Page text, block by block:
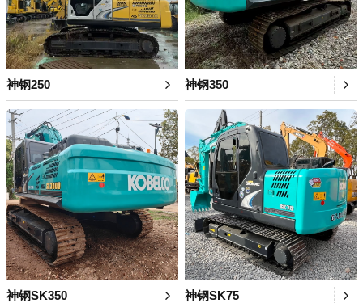
神钢250 神钢350
神钢SK350 神钢SK75